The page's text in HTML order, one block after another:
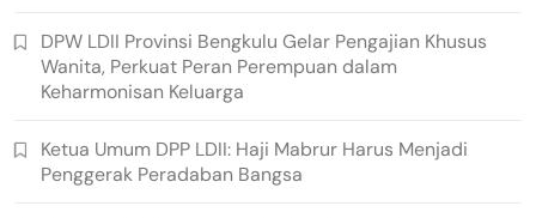
DPW LDII Provinsi Bengkulu Gelar Pengajian Khusus
Wanita, Perkuat Peran Perempuan dalam
Keharmonisan Keluarga
Ketua Umum DPP LDII: Haji Mabrur Harus Menjadi
Penggerak Peradaban Bangsa